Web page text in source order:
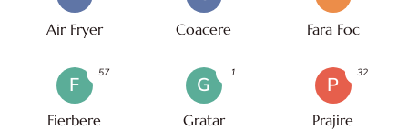
Air Fryer Coacere Fara Foc
F
Fierbere
57
G
Gratar
1
P
Prajire
32